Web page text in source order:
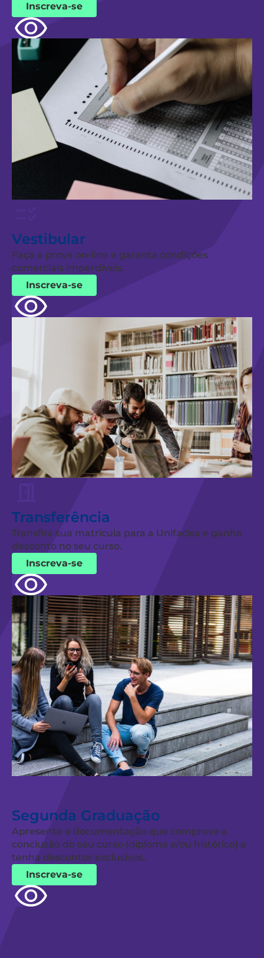
Inscreva-se
Vestibular
Faça a prova on-line e garanta condições
comerciais imperdíveis.
Inscreva-se
Transferência
Transfira sua matrícula para a Unifacisa e ganhe
desconto no seu curso.
Inscreva-se
Segunda Graduação
Apresente a documentação que comprove a
conclusão do seu curso (diploma e/ou histórico) e
tenha descontos exclusivos.
Inscreva-se